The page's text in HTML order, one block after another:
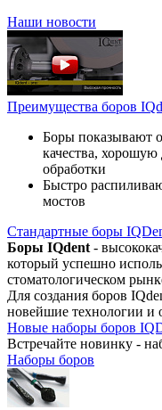
Наши новости
Преимущества боров
Боры показывают
качества, хорошую
обработки
Быстро
мостов
Стандартные боры
Боры IQdent -
который успешно
стоматологическом
Для создания боров
новейшие технологии и
Новые наборы боров
Встречайте новинку -
Наборы боров